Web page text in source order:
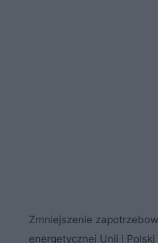
Zmniejszenie
energetycznej Unii i